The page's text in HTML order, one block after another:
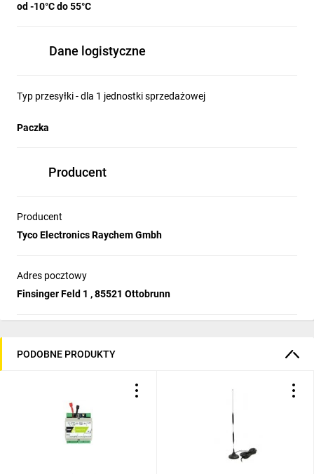
od -10°C do 55°C
Dane logistyczne
Typ przesyłki - dla 1 jednostki sprzedażowej
Paczka
Producent
Producent
Tyco Electronics Raychem Gmbh
Adres pocztowy
Finsinger Feld 1 , 85521 Ottobrunn
PODOBNE PRODUKTY